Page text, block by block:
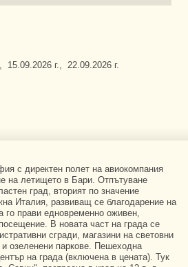
15.09.2026 г., 22.09.2026 г.
с директен полет на авиокомпания
на летището в Бари. Отпътуване
град, вторият по значение
Италия, развиващ се благодарение на
го прави едновременно оживен,
В новата част на града се
сгради, магазини на световни
озеленени паркове. Пешеходна
на града (включена в цената). Тук